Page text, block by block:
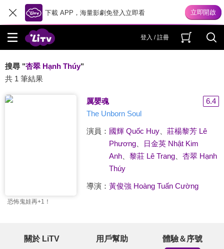
下載 APP，海量影劇免登入立即看
登入 / 註冊
搜尋 "杏翠 Hạnh Thúy"
共 1 筆結果
恐怖鬼娃再+1！
厲嬰魂
6.4
The Unborn Soul
演員： 國輝 Quốc Huy、 莊楊黎芳 Lê
Phương、
日金英 Nhật Kim
Anh、 黎莊 Lê Trang、 杏翠 Hạnh
Thúy
導演： 黃俊強 Hoàng Tuấn Cường
關於 LiTV 用戶幫助 體驗＆序號